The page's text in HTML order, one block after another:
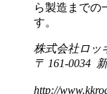
ら製造までの
す。
株式会社ロッ
〒 161-0034
http://